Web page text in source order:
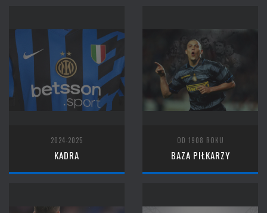
2024-2025
KADRA
OD 1908 ROKU
BAZA PIŁKARZY